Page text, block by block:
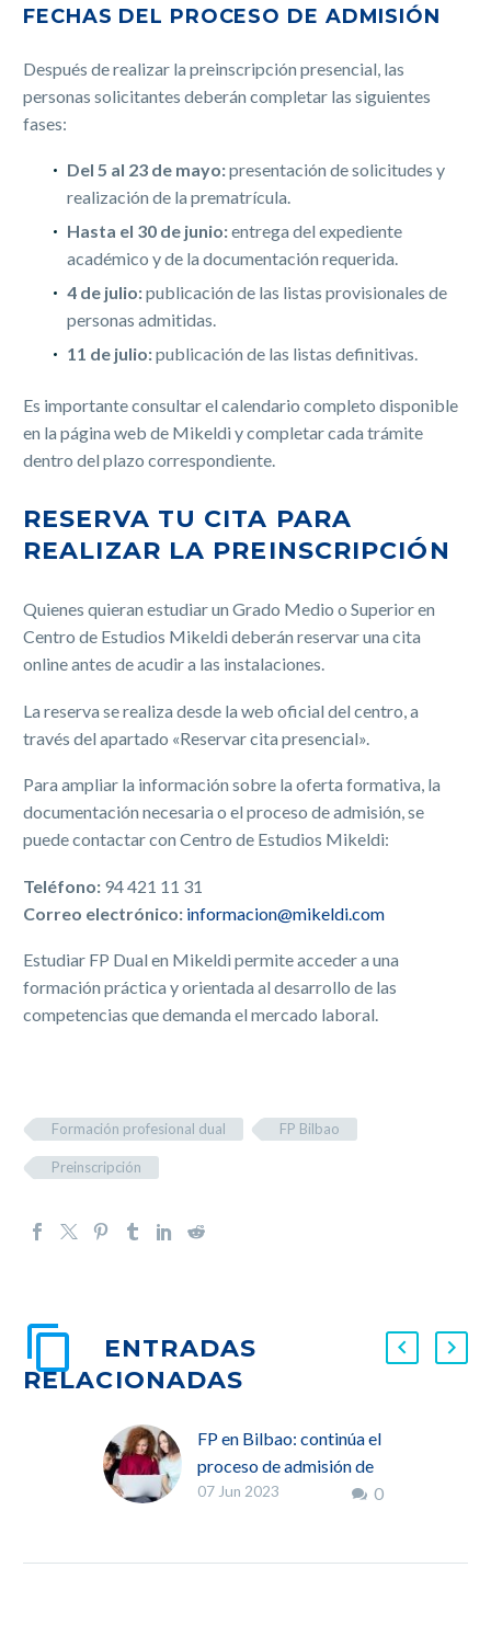
FECHAS DEL PROCESO DE ADMISIÓN
Después de realizar la preinscripción presencial, las
personas solicitantes deberán completar las siguientes
fases:
Del 5 al 23 de mayo:presentación de solicitudes y
realización de la prematrícula.
Hasta el 30 de junio:entrega del expediente
académico y de la documentación requerida.
4 de julio:publicación de las listas provisionales de
personas admitidas.
11 de julio:publicación de las listas definitivas.
Es importante consultar el calendario completo disponible
en la página web de Mikeldi y completar cada trámite
dentro del plazo correspondiente.
RESERVA TU CITA PARA
REALIZAR LA PREINSCRIPCIÓN
Quienes quieran estudiar un Grado Medio o Superior en
Centro de Estudios Mikeldi deberán reservar una cita
online antes de acudir a las instalaciones.
La reserva se realiza desde la web oficial del centro, a
través del apartado «Reservar cita presencial».
Para ampliar la información sobre la oferta formativa, la
documentación necesaria o el proceso de admisión, se
puede contactar con Centro de Estudios Mikeldi:
Teléfono: 94 421 11 31
Correo electrónico: informacion@mikeldi.com
Estudiar FP Dual en Mikeldi permite acceder a una
formación práctica y orientada al desarrollo de las
competencias que demanda el mercado laboral.
Formación profesional dual FP Bilbao
Preinscripción
ENTRADAS
RELACIONADAS
FP en Bilbao: continúa el
proceso de admisión de
los Ciclos Formativos de0
07 Jun 2023